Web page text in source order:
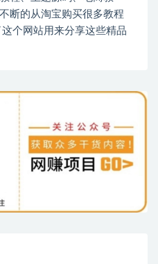
断的从淘宝购买很多教程
个网站用来分享这些精品